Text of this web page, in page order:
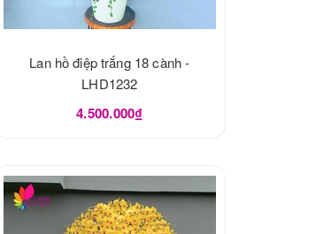
Lan hồ điệp trắng 18 cành -
LHD1232
4.500.000₫